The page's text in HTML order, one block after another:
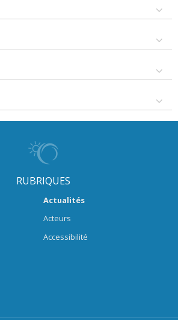
RUBRIQUES
Actualités
Acteurs
Accessibilité